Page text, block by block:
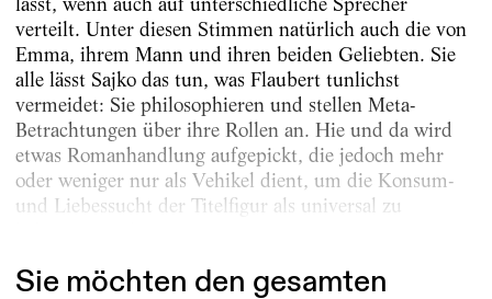
verteilt. Unter diesen Stimmen natürlich auch die von
Emma, ihrem Mann und ihren beiden Geliebten. Sie
alle lässt ­Sajko das tun, was Flaubert tunlichst
vermeidet: Sie philosophieren und stellen Meta-
Betrachtungen über ihre Rollen an. Hie und da wird
etwas Romanhandlung aufgepickt, die jedoch mehr
oder weniger nur als Vehikel dient, um die Konsum-
und Liebessucht der Titelfigur als universal zu
Sie möchten den gesamten